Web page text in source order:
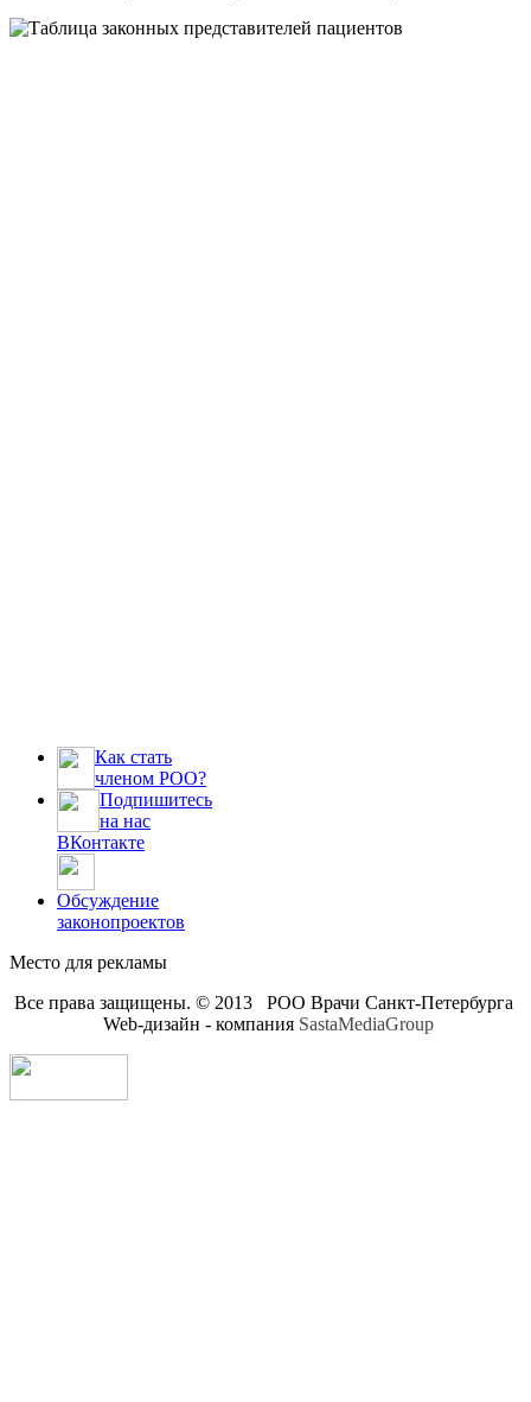
Как стать
членом РОО?
Подпишитесь
на нас
ВКонтакте
Обсуждение
законопроектов
Место для рекламы
Все права защищены. © 2013 РОО Врачи Санкт-Петербурга
Web-дизайн - компания SastaMediaGroup